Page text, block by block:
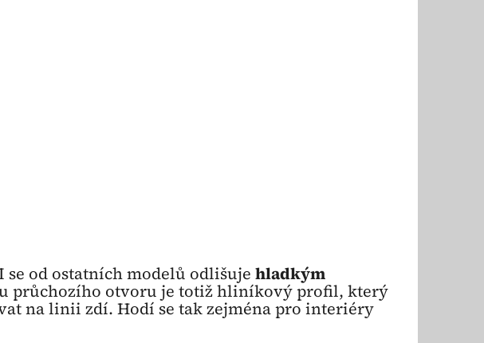
l
á
d
se od ostatních modelů odlišuje hladkým
průchozího otvoru je totiž hliníkový profil, který
na linii zdí. Hodí se tak zejména pro interiéry